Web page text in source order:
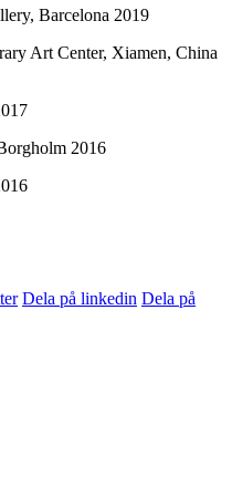
Barcelona 2019
Art Center, Xiamen, China
2016
Dela på linkedin Dela på